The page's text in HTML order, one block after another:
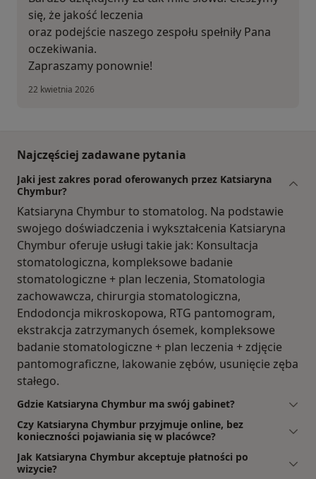
się, że jakość leczenia
oraz podejście naszego zespołu spełniły Pana
oczekiwania.
Zapraszamy ponownie!
22 kwietnia 2026
Najczęściej zadawane pytania
Jaki jest zakres porad oferowanych przez Katsiaryna
Chymbur?
Katsiaryna Chymbur to stomatolog. Na podstawie
swojego doświadczenia i wykształcenia Katsiaryna
Chymbur oferuje usługi takie jak: Konsultacja
stomatologiczna, kompleksowe badanie
stomatologiczne + plan leczenia, Stomatologia
zachowawcza, chirurgia stomatologiczna,
Endodoncja mikroskopowa, RTG pantomogram,
ekstrakcja zatrzymanych ósemek, kompleksowe
badanie stomatologiczne + plan leczenia + zdjęcie
pantomograficzne, lakowanie zębów, usunięcie zęba
stałego.
Gdzie Katsiaryna Chymbur ma swój gabinet?
Czy Katsiaryna Chymbur przyjmuje online, bez
konieczności pojawiania się w placówce?
Jak Katsiaryna Chymbur akceptuje płatności po
wizycie?